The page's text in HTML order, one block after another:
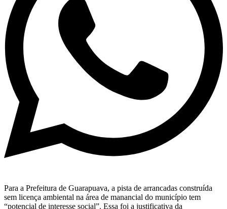
Para a Prefeitura de Guarapuava, a pista de arrancadas construída
sem licença ambiental na área de manancial do município tem
“potencial de interesse social”. Essa foi a justificativa da